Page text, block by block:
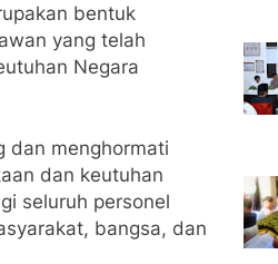
bentuk
yang telah
Negara
dan menghormati
dan keutuhan
seluruh personel
bangsa, dan